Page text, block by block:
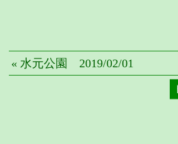
« 水元公園 2019/02/01